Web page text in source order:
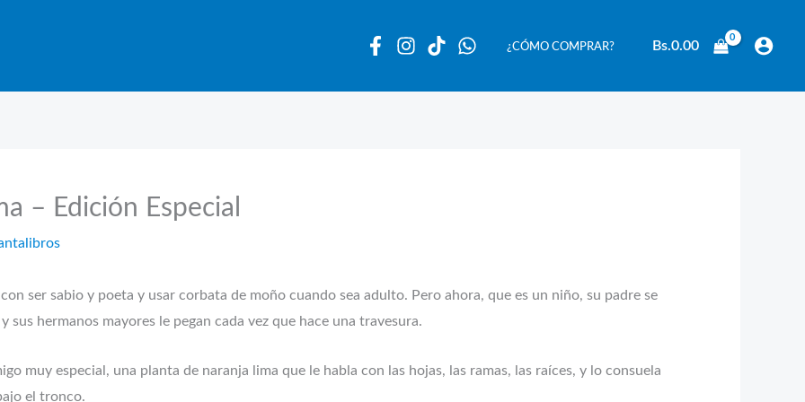
¿CÓMO COMPRAR? Bs.0.00
– Edición Especial
ser sabio y poeta y usar corbata de moño cuando sea adulto. Pero ahora, que es un niño, su padre se
hermanos mayores le pegan cada vez que hace una travesura.
muy especial, una planta de naranja lima que le habla con las hojas, las ramas, las raíces, y lo consuela
el tronco.